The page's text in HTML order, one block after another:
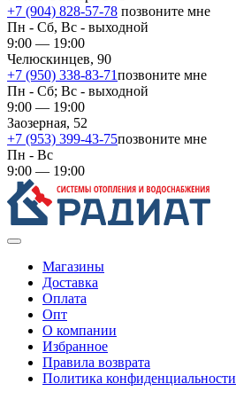
+7 (904) 828-57-78 позвоните мне
Пн - Сб, Вс - выходной
9:00 — 19:00
Челюскинцев, 90
+7 (950) 338-83-71позвоните мне
Пн - Сб; Вс - выходной
9:00 — 19:00
Заозерная, 52
+7 (953) 399-43-75позвоните мне
Пн - Вс
9:00 — 19:00
Магазины
Доставка
Оплата
Опт
О компании
Избранное
Правила возврата
Политика конфиденциальности